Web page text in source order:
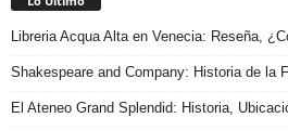
Libreria Acqua Alta en Venecia: Reseña,
Shakespeare and Company: Historia de la
El Ateneo Grand Splendid: Historia,